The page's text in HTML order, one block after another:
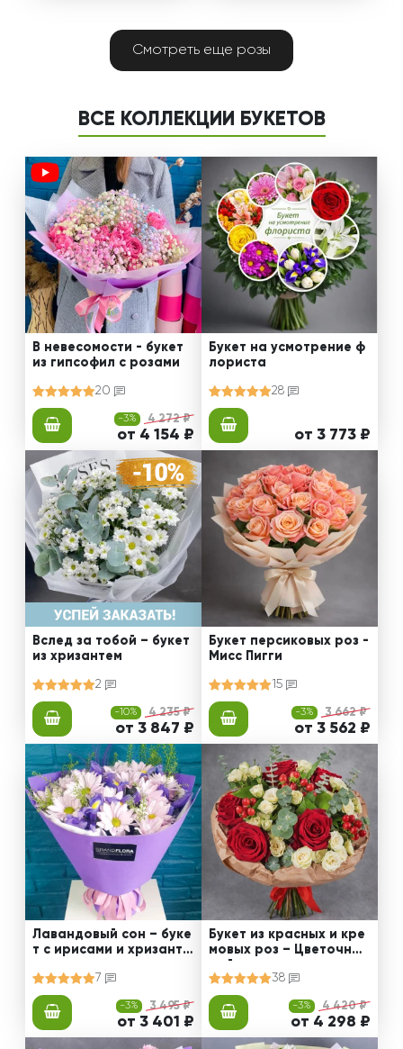
Смотреть еще розы
ВСЕ КОЛЛЕКЦИИ БУКЕТОВ
В невесомости - букет
из гипсофил с розами
20
-3% 4 272 ₽
от 4 154 ₽
Букет на усмотрение ф
лориста
28
от 3 773 ₽
Вслед за тобой – букет
из хризантем
2
-10% 4 235 ₽
от 3 847 ₽
Букет персиковых роз -
Мисс Пигги
15
-3% 3 662 ₽
от 3 562 ₽
Лавандовый сон – буке
т с ирисами и хризанте
7
-3% 3 495 ₽
от 3 401 ₽
Букет из красных и кре
мовых роз – Цветочный
38
-3% 4 420 ₽
от 4 298 ₽